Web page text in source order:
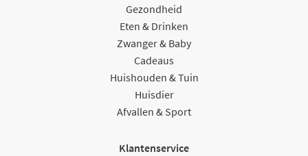
Gezondheid
Eten & Drinken
Zwanger & Baby
Cadeaus
Huishouden & Tuin
Huisdier
Afvallen & Sport
Klantenservice